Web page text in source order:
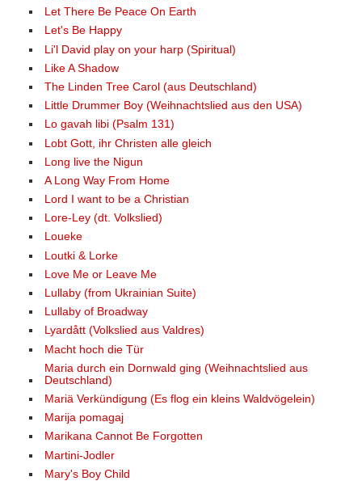
Let There Be Peace On Earth
Let's Be Happy
Li'l David play on your harp (Spiritual)
Like A Shadow
The Linden Tree Carol (aus Deutschland)
Little Drummer Boy (Weihnachtslied aus den USA)
Lo gavah libi (Psalm 131)
Lobt Gott, ihr Christen alle gleich
Long live the Nigun
A Long Way From Home
Lord I want to be a Christian
Lore-Ley (dt. Volkslied)
Loueke
Loutki & Lorke
Love Me or Leave Me
Lullaby (from Ukrainian Suite)
Lullaby of Broadway
Lyardått (Volkslied aus Valdres)
Macht hoch die Tür
Maria durch ein Dornwald ging (Weihnachtslied aus
Deutschland)
Mariä Verkündigung (Es flog ein kleins Waldvögelein)
Marija pomagaj
Marikana Cannot Be Forgotten
Martini-Jodler
Mary's Boy Child